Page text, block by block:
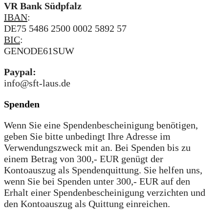
VR Bank Südpfalz
IBAN:
DE75 5486 2500 0002 5892 57
BIC:
GENODE61SUW
Paypal:
info@sft-laus.de
Spenden
Wenn Sie eine Spendenbescheinigung benötigen,
geben Sie bitte unbedingt Ihre Adresse im
Verwendungszweck mit an. Bei Spenden bis zu
einem Betrag von 300,- EUR genügt der
Kontoauszug als Spendenquittung. Sie helfen uns,
wenn Sie bei Spenden unter 300,- EUR auf den
Erhalt einer Spendenbescheinigung verzichten und
den Kontoauszug als Quittung einreichen.